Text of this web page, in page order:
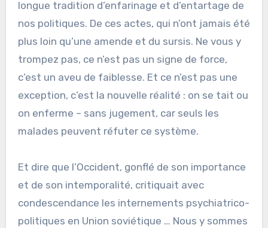
longue tradition d’enfarinage et d’entartage de
nos politiques. De ces actes, qui n’ont jamais été
plus loin qu’une amende et du sursis. Ne vous y
trompez pas, ce n’est pas un signe de force,
c’est un aveu de faiblesse. Et ce n’est pas une
exception, c’est la nouvelle réalité : on se tait ou
on enferme – sans jugement, car seuls les
malades peuvent réfuter ce système.
Et dire que l’Occident, gonflé de son importance
et de son intemporalité, critiquait avec
condescendance les internements psychiatrico-
politiques en Union soviétique … Nous y sommes